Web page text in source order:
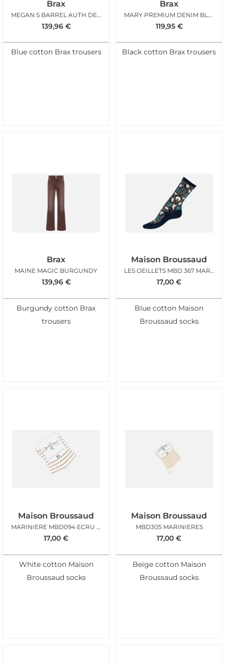
Brax
MEGAN S BARREL AUTH DENIM
139,96 €
Blue cotton Brax trousers
Brax
MARY PREMIUM DENIM BLACK
119,95 €
Black cotton Brax trousers
Brax
MAINE MAGIC BURGUNDY
139,96 €
Burgundy cotton Brax
trousers
Maison Broussaud
LES OEILLETS MBD 367 MARINE GRIS
17,00 €
Blue cotton Maison
Broussaud socks
Maison Broussaud
MARINIERE MBD094 ECRU OR
17,00 €
White cotton Maison
Broussaud socks
Maison Broussaud
MBD305 MARINIERES
17,00 €
Beige cotton Maison
Broussaud socks